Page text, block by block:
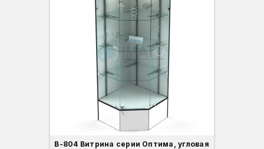
В-804 Витрина серии Оптима, угловая